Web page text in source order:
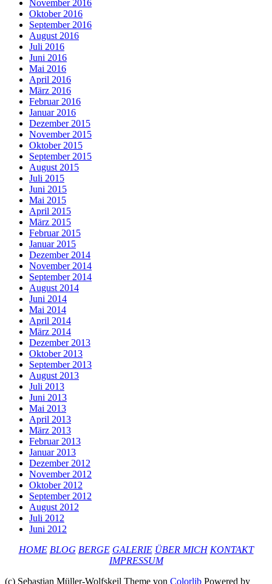
November 2016
Oktober 2016
September 2016
August 2016
Juli 2016
Juni 2016
Mai 2016
April 2016
März 2016
Februar 2016
Januar 2016
Dezember 2015
November 2015
Oktober 2015
September 2015
August 2015
Juli 2015
Juni 2015
Mai 2015
April 2015
März 2015
Februar 2015
Januar 2015
Dezember 2014
November 2014
September 2014
August 2014
Juni 2014
Mai 2014
April 2014
März 2014
Dezember 2013
Oktober 2013
September 2013
August 2013
Juli 2013
Juni 2013
Mai 2013
April 2013
März 2013
Februar 2013
Januar 2013
Dezember 2012
November 2012
Oktober 2012
September 2012
August 2012
Juli 2012
Juni 2012
HOME BLOG BERGE GALERIE ÜBER MICH KONTAKT
IMPRESSUM
(c) Sebastian Müller-Wolfskeil Theme von Colorlib Powered by